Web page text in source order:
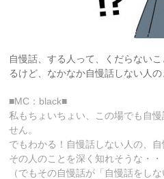
自慢話、する人って、くだらない
るけど、なかなか自慢話しない人
■MC：black■
私もちょいちょい、この場でも自
せん。
でもわかる！自慢話しない人の、自
その人のことを深く知れそうな・
（でもその自慢話が「自慢話をし